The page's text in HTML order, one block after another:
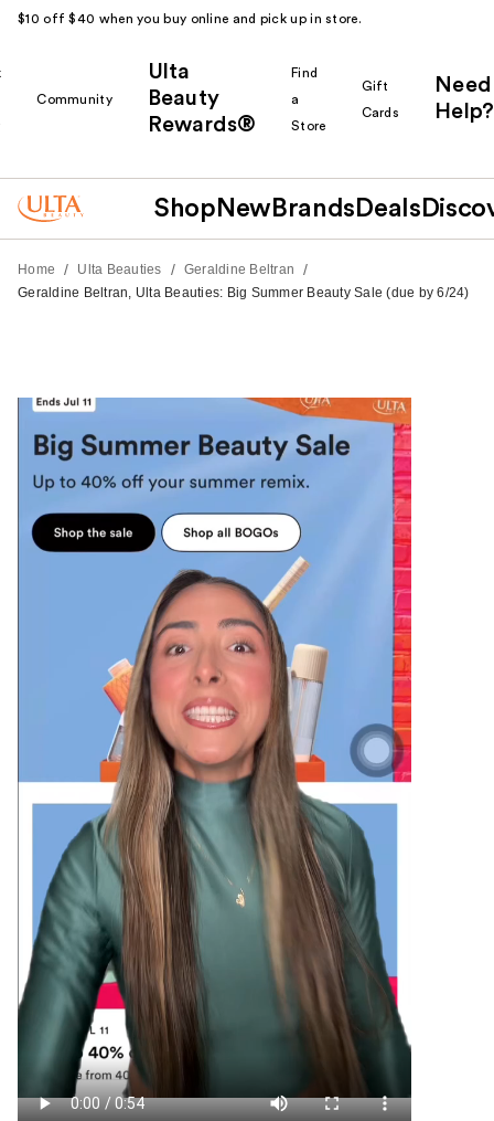
$10 off $40 when you buy online and pick up in store.
Community
Ulta
Beauty
Rewards®
Find
a
Store
Gift
Cards
Need
Help?
Shop New Brands Deals
Home / Ulta Beauties / Geraldine Beltran /
Geraldine Beltran, Ulta Beauties: Big Summer Beauty Sale (due by 6/24)